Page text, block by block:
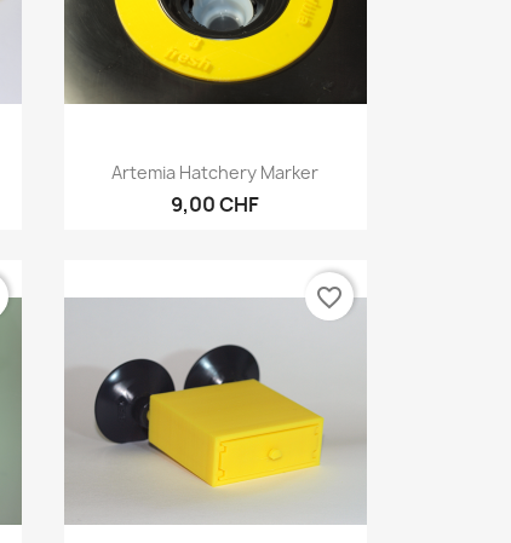
Vorschau
Artemia Hatchery Marker
9,00 CHF
favorite_border